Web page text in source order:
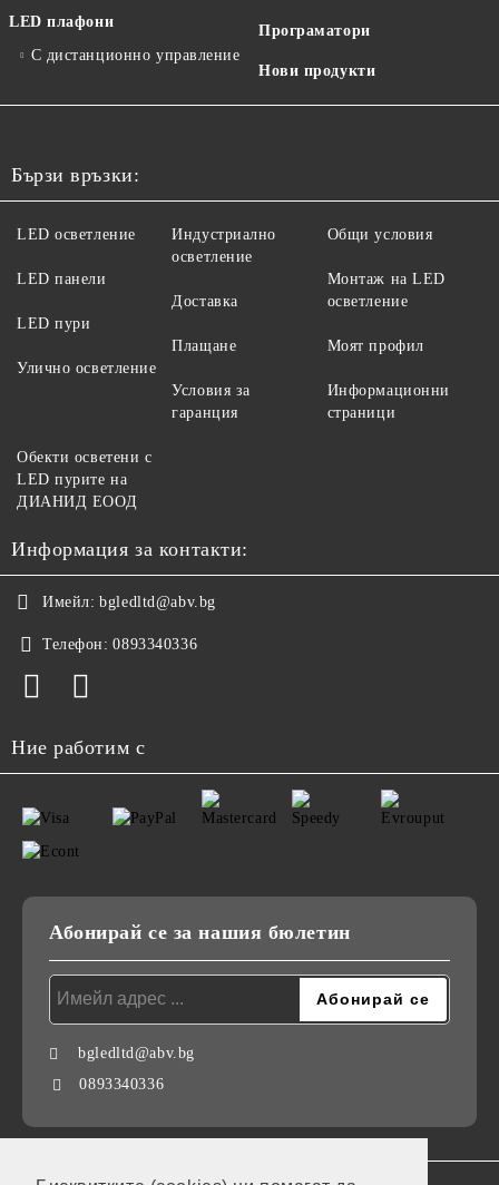
LED плафони
С дистанционно управление
Програматори
Нови продукти
Бързи връзки:
LED осветление
LED панели
LED пури
Улично осветление
Индустриално
осветление
Доставка
Плащане
Условия за
гаранция
Общи условия
Монтаж на LED
осветление
Моят профил
Информационни
страници
Обекти осветени с
LED пурите на
ДИАНИД ЕООД
Информация за контакти:
Имейл: bgledltd@abv.bg
Телефон: 0893340336
Ние работим с
Абонирай се за нашия бюлетин
bgledltd@abv.bg
0893340336